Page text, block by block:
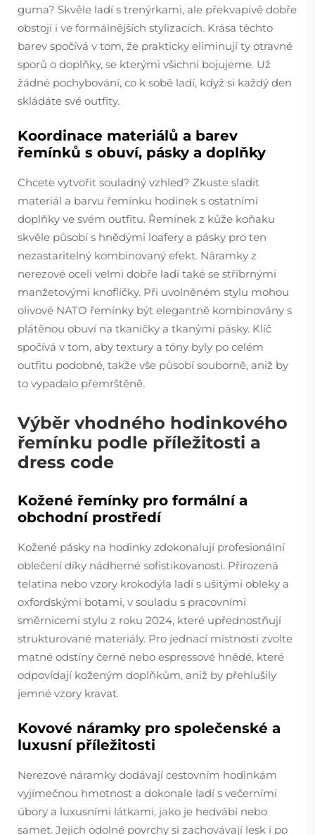
guma? Skvěle ladí s trenýrkami, ale překvapivě dobře
obstojí i ve formálnějších stylizacích. Krása těchto
barev spočívá v tom, že prakticky eliminují ty otravné
sporů o doplňky, se kterými všichni bojujeme. Už
žádné pochybování, co k sobě ladí, když si každý den
skládáte své outfity.
Koordinace materiálů a barev
řemínků s obuví, pásky a doplňky
Chcete vytvořit souladný vzhled? Zkuste sladit
materiál a barvu řemínku hodinek s ostatními
doplňky ve svém outfitu. Řemínek z kůže koňaku
skvěle působí s hnědými loafery a pásky pro ten
nezastaritelný kombinovaný efekt. Náramky z
nerezové oceli velmi dobře ladí také se stříbrnými
manžetovými knoflíčky. Při uvolněném stylu mohou
olivové NATO řemínky být elegantně kombinovány s
plátěnou obuví na tkaničky a tkanými pásky. Klíč
spočívá v tom, aby textury a tóny byly po celém
outfitu podobné, takže vše působí souborně, aniž by
to vypadalo přemrštěně.
Výběr vhodného hodinkového
řemínku podle příležitosti a
dress code
Kožené řemínky pro formální a
obchodní prostředí
Kožené pásky na hodinky zdokonalují profesionální
oblečení díky nádherné sofistikovanosti. Přirozená
telatina nebo vzory krokodýla ladí s ušitými obleky a
oxfordskými botami, v souladu s pracovními
směrnicemi stylu z roku 2024, které upřednostňují
strukturované materiály. Pro jednací místnosti zvolte
matné odstíny černé nebo espressové hnědé, které
odpovídají koženým doplňkům, aniž by přehlušily
jemné vzory kravat.
Kovové náramky pro společenské a
luxusní příležitosti
Nerezové náramky dodávají cestovním hodinkám
vyjímečnou hmotnost a dokonale ladí s večerními
úbory a luxusními látkami, jako je hedvábí nebo
samet. Jejich odolné povrchy si zachovávají lesk i po